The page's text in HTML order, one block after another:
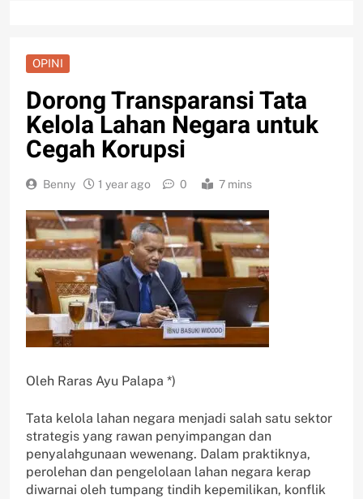
OPINI
Dorong Transparansi Tata
Kelola Lahan Negara untuk
Cegah Korupsi
Benny 1 year ago 0 7 mins
Oleh Raras Ayu Palapa *)
Tata kelola lahan negara menjadi salah satu sektor
strategis yang rawan penyimpangan dan
penyalahgunaan wewenang. Dalam praktiknya,
perolehan dan pengelolaan lahan negara kerap
diwarnai oleh tumpang tindih kepemilikan, konflik